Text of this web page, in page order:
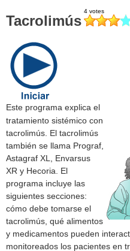
Tacrolimús
Este programa explica el
tratamiento sistémico con
tacrolimús. El tacrolimús
también se llama Prograf,
Astagraf XL, Envarsus
XR y Hecoria. El
programa incluye las
siguientes secciones:
cómo debe tomarse el
tacrolimús, qué alimentos
y medicamentos pueden
monitoreados los pacientes en